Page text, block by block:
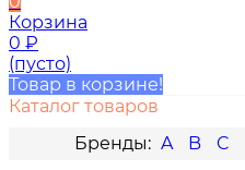
Корзина
0 ₽
(пусто)
Товар в корзине!
Каталог товаров
A
B C